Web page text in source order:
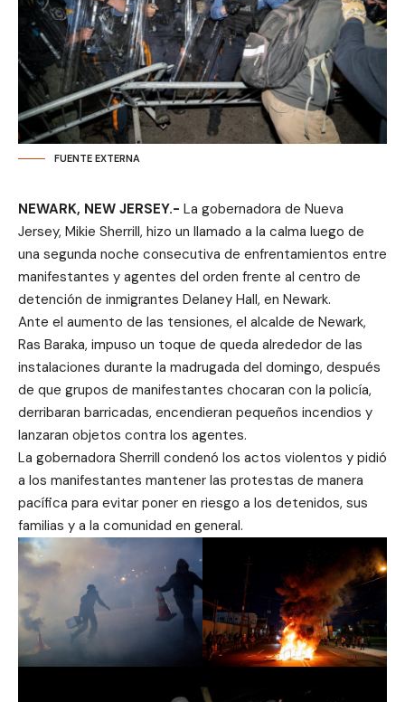
FUENTE EXTERNA
NEWARK, NEW JERSEY.- La gobernadora de Nueva
Jersey, Mikie Sherrill, hizo un llamado a la calma luego de
una segunda noche consecutiva de enfrentamientos entre
manifestantes y agentes del orden frente al centro de
detención de inmigrantes Delaney Hall, en Newark.
Ante el aumento de las tensiones, el alcalde de Newark,
Ras Baraka, impuso un toque de queda alrededor de las
instalaciones durante la madrugada del domingo, después
de que grupos de manifestantes chocaran con la policía,
derribaran barricadas, encendieran pequeños incendios y
lanzaran objetos contra los agentes.
La gobernadora Sherrill condenó los actos violentos y pidió
a los manifestantes mantener las protestas de manera
pacífica para evitar poner en riesgo a los detenidos, sus
familias y a la comunidad en general.